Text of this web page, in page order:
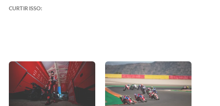
CURTIR ISSO: